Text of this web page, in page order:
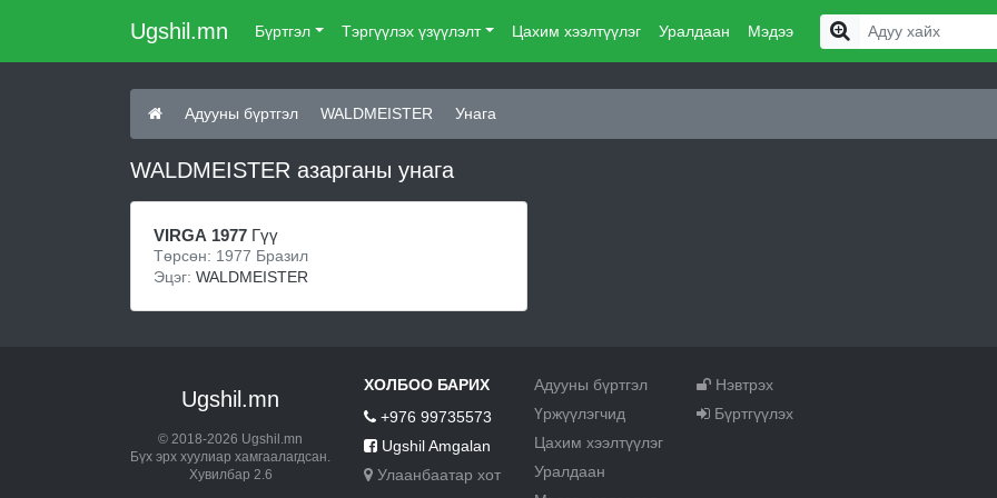
Ugshil.mn Бүртгэл Тэргүүлэх үзүүлэлт Цахим хээлтүүлэг Уралдаан Мэдээ
Адууны бүртгэл WALDMEISTER Унага
WALDMEISTER азарганы унага
VIRGA 1977 Гүү
Төрсөн: 1977 Бразил
Эцэг: WALDMEISTER
Ugshil.mn
© 2018-2026 Ugshil.mn
Бүх эрх хуулиар хамгаалагдсан.
Хувилбар 2.6
ХОЛБОО БАРИХ
+976 99735573
Ugshil Amgalan
Улаанбаатар хот
Адууны бүртгэл
Үржүүлэгчид
Цахим хээлтүүлэг
Уралдаан
Нэвтрэх
Бүртгүүлэх